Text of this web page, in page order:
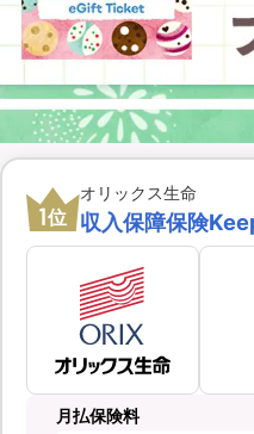
1位
オリックス生命
収入保障保険
月払保険料